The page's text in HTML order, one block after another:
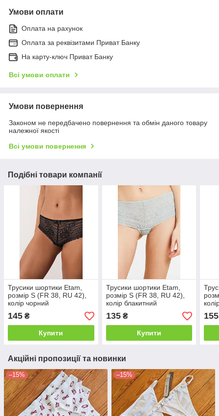
Умови оплати
Оплата на рахунок
Оплата за реквізитами Приват Банку
На карту-ключ Приват Банку
Всі умови оплати
Умови повернення
Законом не передбачено повернення та обмін даного товару
належної якості
Всі умови повернення
Подібні товари компанії
Трусики шортики Etam,
розмір S (FR 38, RU 42),
колір чорний
145 ₴
Купити
Трусики шортики Etam,
розмір S (FR 38, RU 42),
колір блакитний
135₴
Купити
155
Акційні пропозиції та новинки
–15% –15%